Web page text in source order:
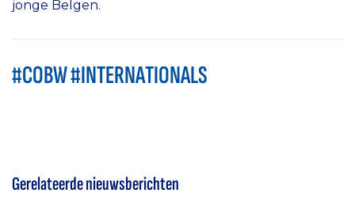
jonge Belgen.
#COBW #INTERNATIONALS
Gerelateerde nieuwsberichten